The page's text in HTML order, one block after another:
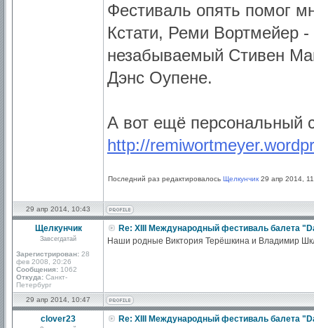
Фестиваль опять помог
Кстати, Реми Вортмейер
незабываемый Стивен
Дэнс Оупене.
А вот ещё персональный
http://
Последний раз редактировалось Щелкунчик 29 апр 2014,
29 апр 2014, 10:43
Щелкунчик
Завсегдатай
Зарегистрирован: 28
фев 2008, 20:26
Сообщения: 1062
Откуда: Санкт-
Петербург
Re: XIII Международный фестиваль балета
Наши родные Виктория Терёшкина и Владимир
29 апр 2014, 10:47
clover23 Re: XIII Международный фестиваль балета